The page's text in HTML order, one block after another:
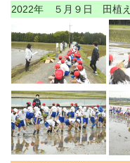
2022年 ５月９日 田植え